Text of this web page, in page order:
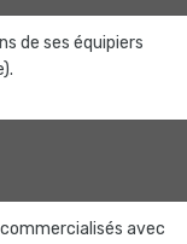
de ses équipiers
avec